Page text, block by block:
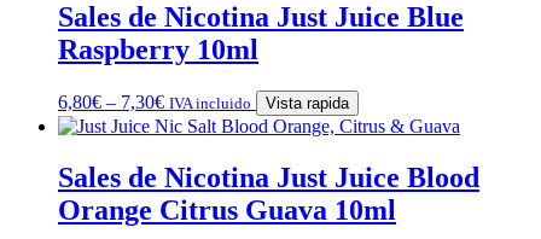
Sales de Nicotina Just Juice Blue
Raspberry 10ml
6,80€ – 7,30€ IVA incluido Vista rapida
Sales de Nicotina Just Juice Blood
Orange Citrus Guava 10ml